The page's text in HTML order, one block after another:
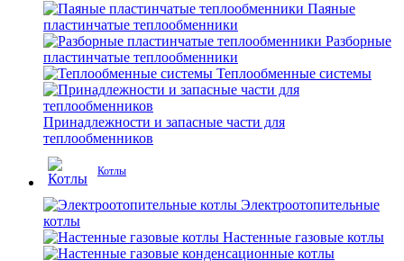
Паяные
пластинчатые теплообменники
Разборные
пластинчатые теплообменники
Теплообменные системы
Принадлежности и запасные части для
теплообменников
Котлы
Электроотопительные
котлы
Настенные газовые котлы